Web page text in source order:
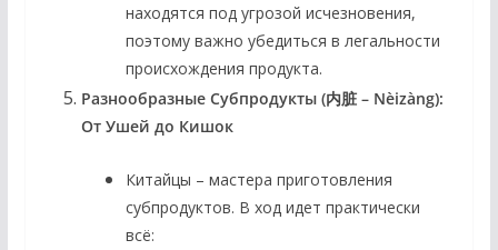
находятся под угрозой исчезновения,
поэтому важно убедиться в легальности
происхождения продукта.
Разнообразные Субпродукты (内脏 – Nèizàng):
От Ушей до Кишок
Китайцы – мастера приготовления
субпродуктов. В ход идет практически
всё: